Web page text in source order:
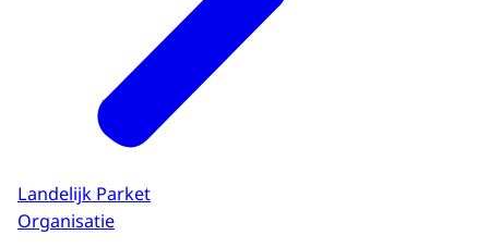
Landelijk Parket
Organisatie